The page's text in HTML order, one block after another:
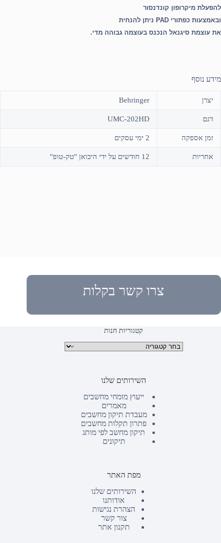
להפעלת מיקרופון קונדנסור
ובאמצעות כפתורי PAD ניתן להנחית
את עוצמת סיגנאל הנכנס בעוצמה גבוהה מדי.
מידע נוסף
יצרן Behringer
דגם UMC-202HD
זמן אספקה 2 ימי עסקים
אחריות 12 חודשים על ידי היבואן "טק-טופ"
צרו קשר בקלות
קטגוריות חנות
קטגוריות מוצרים
השירותים שלנו
ייעוץ מומחי מחשבים
מאמרים
מעבדת תיקון מחשבים
פתרון תקלות מחשבים
תיקון מחשב לפי מותג
תיקונים
מפת האתר
השירותים שלנו
אודותנו
הצהרת נגישות
צור קשר
תקנון אתר